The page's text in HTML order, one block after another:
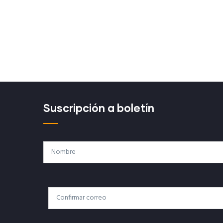
Suscripción a boletín
Nombre
Correo
Electrónico
Correo Electrónico